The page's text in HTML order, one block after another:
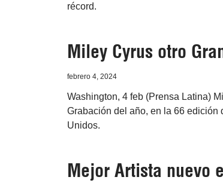
récord.
Miley Cyrus otro
febrero 4, 2024
Washington, 4 feb (Prensa Latina)
Grabación del año, en la 66 edición
Unidos.
Mejor Artista nuevo